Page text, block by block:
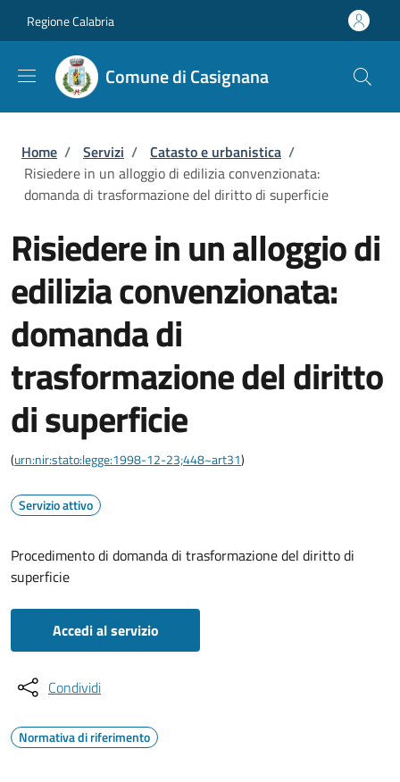
Regione Calabria
Comune di Casignana
Briciole di pane
Home / Servizi / Catasto e urbanistica /
Risiedere in un alloggio di edilizia convenzionata:
domanda di trasformazione del diritto di superficie
Risiedere in un alloggio di
edilizia convenzionata:
domanda di
trasformazione del diritto
di superficie
(urn:nir:stato:legge:1998-12-23;448~art31)
Servizio attivo
Procedimento di domanda di trasformazione del diritto di
superficie
Accedi al servizio
Condividi
Normativa di riferimento